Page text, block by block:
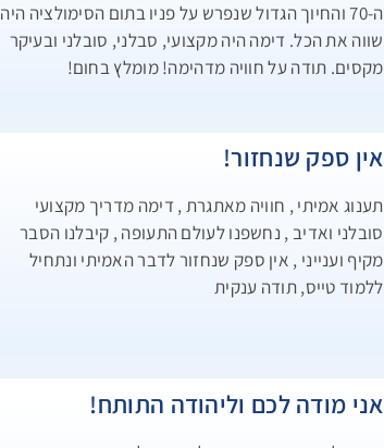
ה-70 והחיוך הגדול שנפרש על פניו בתום הסימולציה היה
שווה את הכל. דימה היה מקצועי, סבלני, סובלני ובעיקר
מקסים. תודה על חוויה מדהימה! מומלץ בחום!
אין ספק שנחזור!
תענוג אמיתי , חוויה מאתגרת , דימה מדריך מקצועי
סובלני ואדיב , נחשפנו לעולם התעופה , קיבלנו הסבר
מקיף וענייני , אין ספק שנחזור לדבר האמיתי ונתחיל
ללמוד טייס, תודה ענקית
אני מודה לכם וליהודה התותח!